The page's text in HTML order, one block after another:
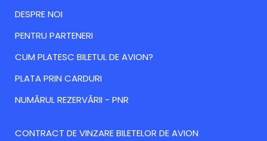
DESPRE NOI
PENTRU PARTENERI
CUM PLATESC BILETUL DE AVION?
PLATA PRIN CARDURI
NUMĂRUL REZERVĂRII - PNR
CONTRACT DE VINZARE BILETELOR DE AVION